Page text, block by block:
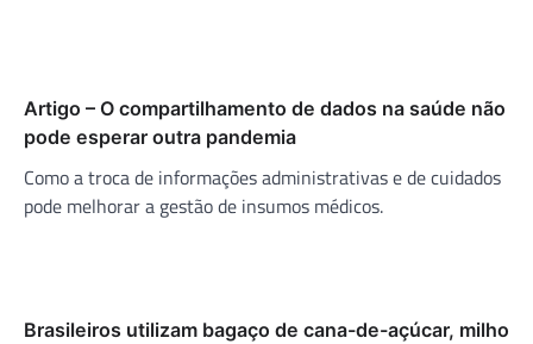
Artigo – O compartilhamento de dados na saúde não
pode esperar outra pandemia
Como a troca de informações administrativas e de cuidados
pode melhorar a gestão de insumos médicos.
Brasileiros utilizam bagaço de cana-de-açúcar, milho